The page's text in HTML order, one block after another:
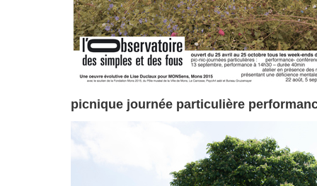
picnique journée particulière